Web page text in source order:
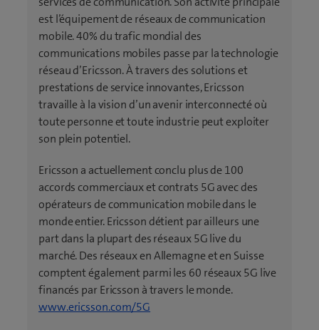
est l’équipement de réseaux de communication
mobile. 40% du trafic mondial des
communications mobiles passe par la technologie
réseau d’Ericsson. À travers des solutions et
prestations de service innovantes, Ericsson
travaille à la vision d’un avenir interconnecté où
toute personne et toute industrie peut exploiter
son plein potentiel.
Ericsson a actuellement conclu plus de 100
accords commerciaux et contrats 5G avec des
opérateurs de communication mobile dans le
monde entier. Ericsson détient par ailleurs une
part dans la plupart des réseaux 5G live du
marché. Des réseaux en Allemagne et en Suisse
comptent également parmi les 60 réseaux 5G live
financés par Ericsson à travers le monde.
www.ericsson.com/5G